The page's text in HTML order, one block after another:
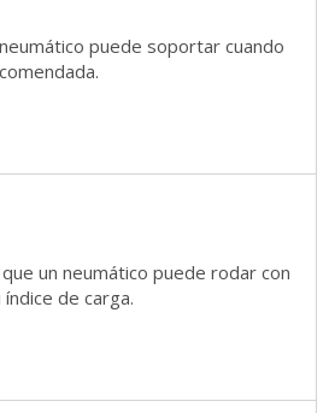
puede soportar cuando
un neumático puede rodar con
de carga.